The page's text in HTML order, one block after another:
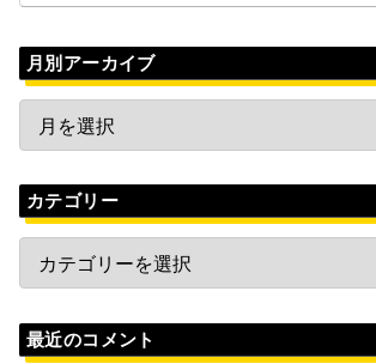
月別アーカイブ
カテゴリー
最近のコメント